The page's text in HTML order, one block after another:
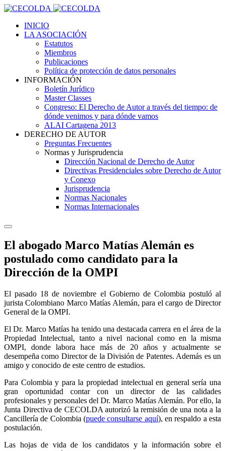
INICIO
LA ASOCIACIÓN
Estatutos
Miembros
Publicaciones
Política de protección de datos personales
INFORMACIÓN
Boletín Jurídico
Master Classes
Congreso: El Derecho de Autor a través del tiempo: de
dónde venimos y para dónde vamos
ALAI Cartagena 2013
DERECHO DE AUTOR
Preguntas Frecuentes
Normas y Jurisprudencia
Dirección Nacional de Derecho de Autor
Directivas Presidenciales sobre Derecho de Autor
y Conexo
Jurisprudencia
Normas Nacionales
Normas Internacionales
El abogado Marco Matías Alemán es
postulado como candidato para la
Dirección de la OMPI
El pasado 18 de noviembre el Gobierno de Colombia postuló al
jurista Colombiano Marco Matías Alemán, para el cargo de Director
General de la OMPI.
El Dr. Marco Matías ha tenido una destacada carrera en el área de la
Propiedad Intelectual, tanto a nivel nacional como en la misma
OMPI, donde labora hace más de 20 años y actualmente se
desempeña como Director de la División de Patentes. Además es un
amigo y conocido de este centro de estudios.
Para Colombia y para la propiedad intelectual en general sería una
gran oportunidad contar con un director de las calidades
profesionales y personales del Dr. Marco Matías Alemán. Por ello, la
Junta Directiva de CECOLDA autorizó la remisión de una nota a la
Cancillería de Colombia (puede consultarse aquí), en respaldo a esta
postulación.
Las hojas de vida de los candidatos y la información sobre el